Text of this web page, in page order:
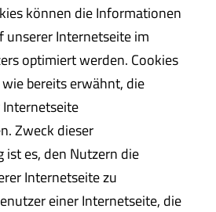
können die Informationen
unserer Internetseite im
optimiert werden. Cookies
bereits erwähnt, die
Zweck dieser
es, den Nutzern die
Internetseite zu
einer Internetseite, die